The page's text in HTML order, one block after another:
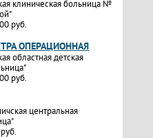
клиническая больница №
руб.
ОПЕРАЦИОННАЯ
областная детская
руб.
центральная